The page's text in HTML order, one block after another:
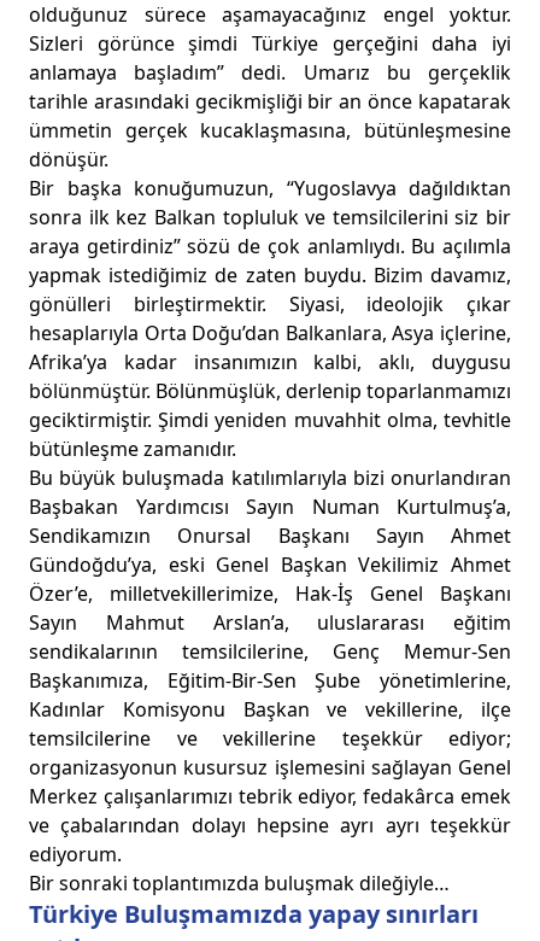
Türkiye Buluşmamızda yapay sınırları
olduğunuz sürece aşamayacağınız engel yoktur.
Sizleri görünce şimdi Türkiye gerçeğini daha iyi
anlamaya başladım” dedi. Umarız bu gerçeklik
tarihle arasındaki gecikmişliği bir an önce kapatarak
ümmetin gerçek kucaklaşmasına, bütünleşmesine
dönüşür.
Bir başka konuğumuzun, “Yugoslavya dağıldıktan
sonra ilk kez Balkan topluluk ve temsilcilerini siz bir
araya getirdiniz” sözü de çok anlamlıydı. Bu açılımla
yapmak istediğimiz de zaten buydu. Bizim davamız,
gönülleri birleştirmektir. Siyasi, ideolojik çıkar
hesaplarıyla Orta Doğu’dan Balkanlara, Asya içlerine,
Afrika’ya kadar insanımızın kalbi, aklı, duygusu
bölünmüştür. Bölünmüşlük, derlenip toparlanmamızı
geciktirmiştir. Şimdi yeniden muvahhit olma, tevhitle
bütünleşme zamanıdır.
Bu büyük buluşmada katılımlarıyla bizi onurlandıran
Başbakan Yardımcısı Sayın Numan Kurtulmuş’a,
Sendikamızın Onursal Başkanı Sayın Ahmet
Gündoğdu’ya, eski Genel Başkan Vekilimiz Ahmet
Özer’e, milletvekillerimize, Hak-İş Genel Başkanı
Sayın Mahmut Arslan’a, uluslararası eğitim
sendikalarının temsilcilerine, Genç Memur-Sen
Başkanımıza, Eğitim-Bir-Sen Şube yönetimlerine,
Kadınlar Komisyonu Başkan ve vekillerine, ilçe
temsilcilerine ve vekillerine teşekkür ediyor;
organizasyonun kusursuz işlemesini sağlayan Genel
Merkez çalışanlarımızı tebrik ediyor, fedakârca emek
ve çabalarından dolayı hepsine ayrı ayrı teşekkür
ediyorum.
Bir sonraki toplantımızda buluşmak dileğiyle…